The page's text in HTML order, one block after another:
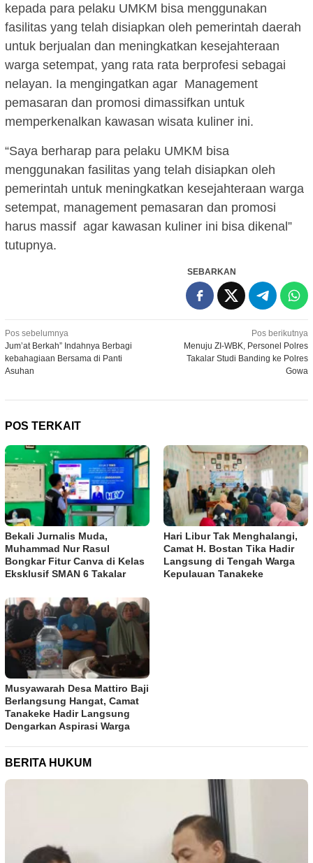
kepada para pelaku UMKM bisa menggunakan
fasilitas yang telah disiapkan oleh pemerintah daerah
untuk berjualan dan meningkatkan kesejahteraan
warga setempat, yang rata rata berprofesi sebagai
nelayan. Ia mengingatkan agar Management
pemasaran dan promosi dimassifkan untuk
memperkenalkan kawasan wisata kuliner ini.
“Saya berharap para pelaku UMKM bisa
menggunakan fasilitas yang telah disiapkan oleh
pemerintah untuk meningkatkan kesejahteraan warga
setempat, management pemasaran dan promosi
harus massif agar kawasan kuliner ini bisa dikenal”
tutupnya.
SEBARKAN
Navigasi
pos
Pos sebelumnya
Jum’at Berkah” Indahnya Berbagi
kebahagiaan Bersama di Panti
Asuhan
Pos berikutnya
Menuju ZI-WBK, Personel Polres
Takalar Studi Banding ke Polres
Gowa
POS TERKAIT
Bekali Jurnalis Muda,
Muhammad Nur Rasul
Bongkar Fitur Canva di Kelas
Eksklusif SMAN 6 Takalar
Hari Libur Tak Menghalangi,
Camat H. Bostan Tika Hadir
Langsung di Tengah Warga
Kepulauan Tanakeke
Musyawarah Desa Mattiro Baji
Berlangsung Hangat, Camat
Tanakeke Hadir Langsung
Dengarkan Aspirasi Warga
BERITA HUKUM